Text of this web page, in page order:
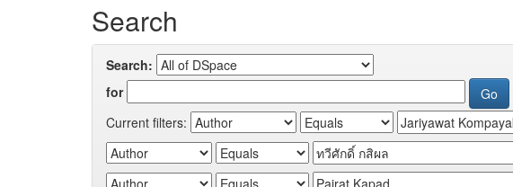
Search
Search:
for
Current filters: